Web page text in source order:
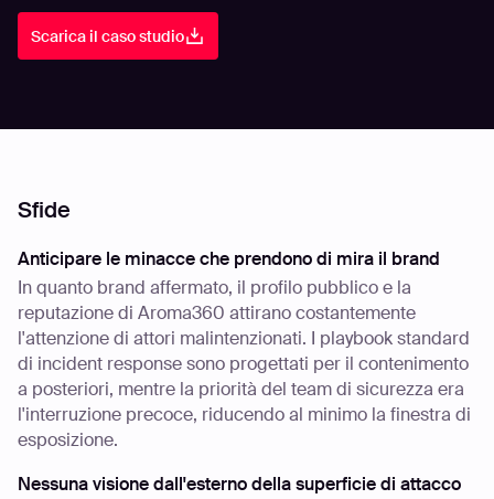
Scarica il caso studio
Sfide
Anticipare le minacce che prendono di mira il brand
In quanto brand affermato, il profilo pubblico e la
reputazione di Aroma360 attirano costantemente
l'attenzione di attori malintenzionati. I playbook standard
di incident response sono progettati per il contenimento
a posteriori, mentre la priorità del team di sicurezza era
l'interruzione precoce, riducendo al minimo la finestra di
esposizione.
Nessuna visione dall'esterno della superficie di attacco